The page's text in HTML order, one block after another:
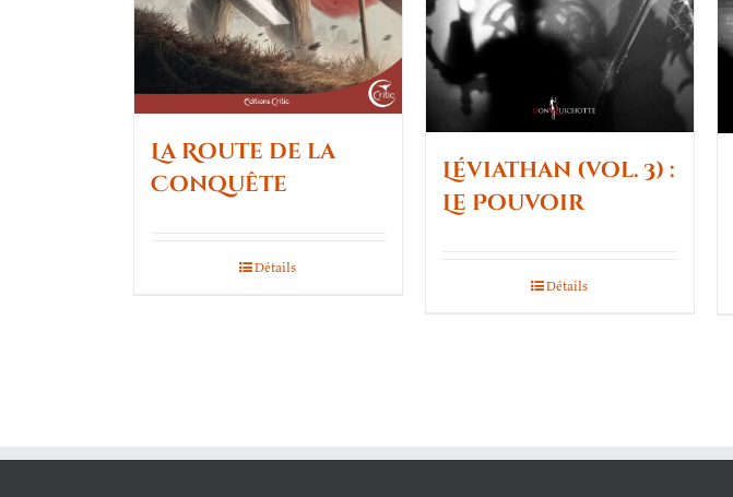
La Route de la
Conquête
Détails
Léviathan (vol. 3) :
Le Pouvoir
Détails